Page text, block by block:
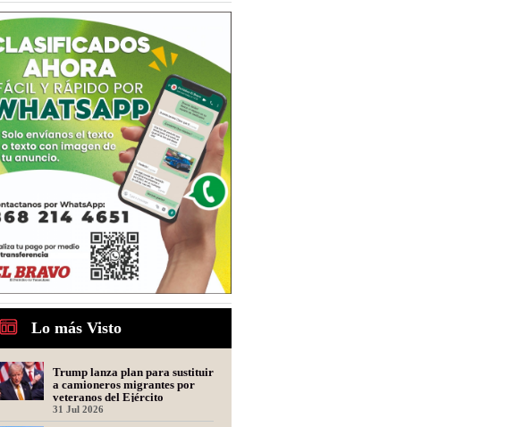
Lo más Visto
Trump lanza plan para sustituir
a camioneros migrantes por
veteranos del Ejército
31 Jul 2026